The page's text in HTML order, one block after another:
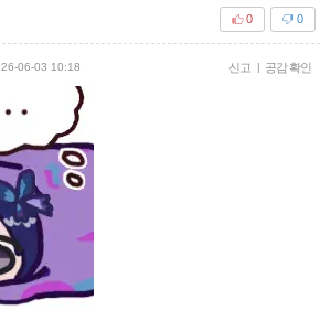
0
0
26-06-03 10:18 신고 | 공감 확인